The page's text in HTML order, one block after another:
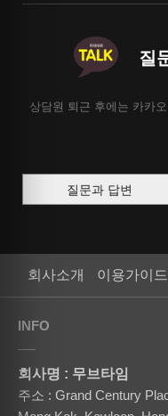
질
상담원 퇴근 후에는 카카
질문과 답변
회사소개 이용가이드
INFO
회사명 : 무브타임
주소 : Grand Century